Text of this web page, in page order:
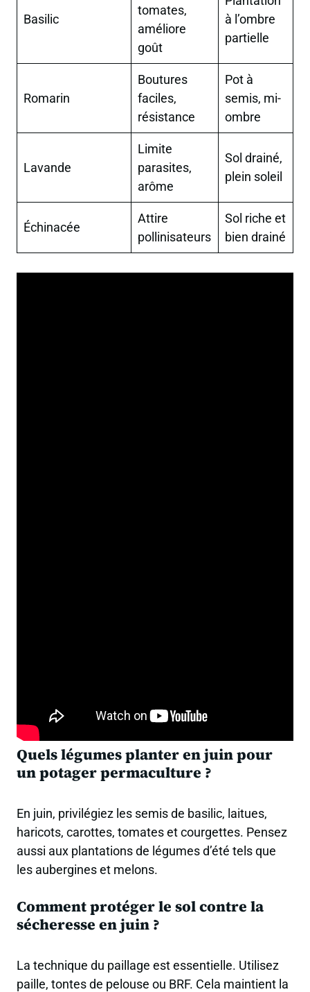
Basilic
tomates,
améliore
goût
à l’ombre
partielle
Romarin
Boutures
faciles,
résistance
Pot à
semis, mi-
ombre
Lavande
Limite
parasites,
arôme
Sol drainé,
plein soleil
Échinacée
Attire
pollinisateurs
Sol riche et
bien drainé
Quels légumes planter en juin pour
un potager permaculture ?
En juin, privilégiez les semis de basilic, laitues,
haricots, carottes, tomates et courgettes. Pensez
aussi aux plantations de légumes d’été tels que
les aubergines et melons.
Comment protéger le sol contre la
sécheresse en juin ?
La technique du paillage est essentielle. Utilisez
paille, tontes de pelouse ou BRF. Cela maintient la